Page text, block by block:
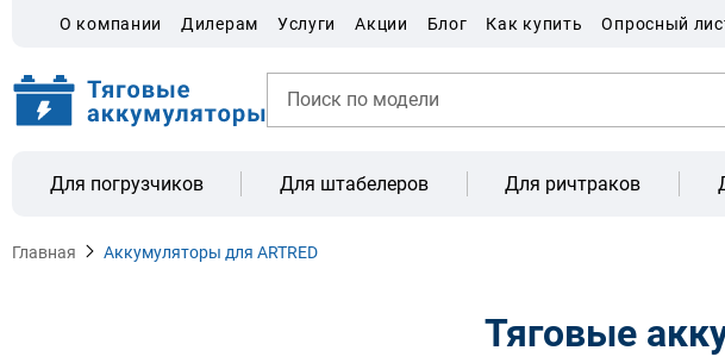
О компании Дилерам Услуги Акции Блог Как купить Опросный
Для погрузчиков Для штабелеров Для ричтраков
Главная Аккумуляторы для ARTRED
Тяговые